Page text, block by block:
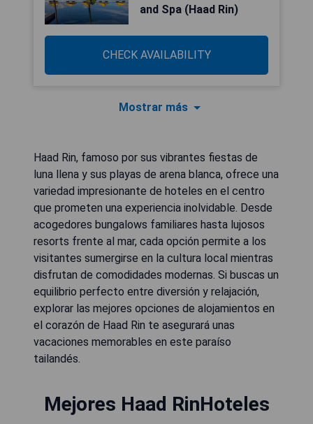
and Spa (Haad Rin)
CHECK AVAILABILITY
Mostrar más
Haad Rin, famoso por sus vibrantes fiestas de
luna llena y sus playas de arena blanca, ofrece una
variedad impresionante de hoteles en el centro
que prometen una experiencia inolvidable. Desde
acogedores bungalows familiares hasta lujosos
resorts frente al mar, cada opción permite a los
visitantes sumergirse en la cultura local mientras
disfrutan de comodidades modernas. Si buscas un
equilibrio perfecto entre diversión y relajación,
explorar las mejores opciones de alojamientos en
el corazón de Haad Rin te asegurará unas
vacaciones memorables en este paraíso
tailandés.
Mejores Haad RinHoteles